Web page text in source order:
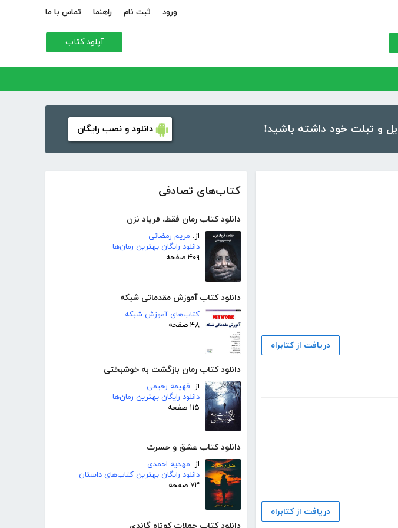
ورود ثبت نام راهنما تماس با ما
آپلود کتاب
دانلود و نصب رایگان
کتاب‌های تصادفی
دانلود کتاب رمان فقط، فریاد نزن
از: مریم رمضانی
دانلود رایگان بهترین رمان‌ها
۴۰۹ صفحه
دانلود کتاب آموزش مقدماتی شبکه
کتاب‌های آموزش شبکه
۴۸ صفحه
دانلود کتاب رمان بازگشت به خوشبختی
از: فهیمه رحیمی
دانلود رایگان بهترین رمان‌ها
۱۱۵ صفحه
دانلود کتاب عشق و حسرت
از: مهدیه احمدی
دانلود رایگان بهترین کتاب‌های داستان
۷۳ صفحه
دریافت از کتابراه
دریافت از کتابراه